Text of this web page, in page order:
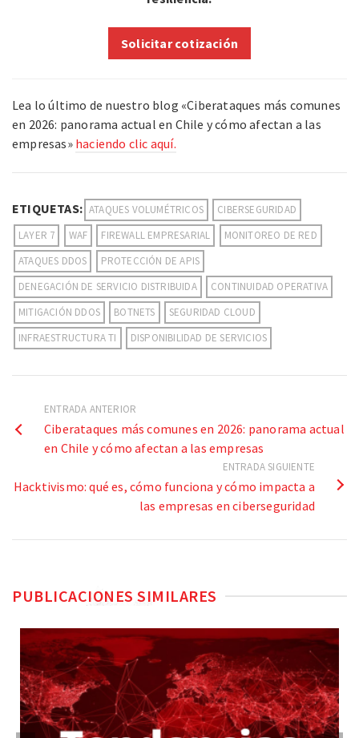
Solicitar cotización
Lea lo último de nuestro blog «Ciberataques más comunes
en 2026: panorama actual en Chile y cómo afectan a las
empresas» haciendo clic aquí.
ETIQUETAS: ATAQUES VOLUMÉTRICOS
CIBERSEGURIDAD
LAYER 7
WAF FIREWALL EMPRESARIAL
MONITOREO DE RED
ATAQUES DDOS
PROTECCIÓN DE APIS
DENEGACIÓN DE SERVICIO DISTRIBUIDA
CONTINUIDAD OPERATIVA
MITIGACIÓN DDOS
BOTNETS
SEGURIDAD CLOUD
INFRAESTRUCTURA TI
DISPONIBILIDAD DE SERVICIOS
ENTRADA ANTERIOR
Ciberataques más comunes en 2026: panorama actual
en Chile y cómo afectan a las empresas
ENTRADA SIGUIENTE
Hacktivismo: qué es, cómo funciona y cómo impacta a
las empresas en ciberseguridad
PUBLICACIONES SIMILARES